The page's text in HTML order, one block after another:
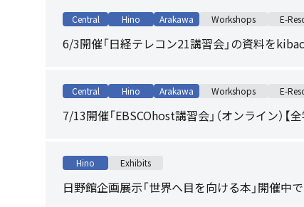
Central Hino Arakawa Workshops E-
6/3開催「日経テレコン21講習会」の資料を
Central Hino Arakawa Workshops E-
7/13開催「EBSCOhost講習会」（オンライン）【全
Hino Exhibits
日野館企画展示「世界へ目を向ける本」開催中